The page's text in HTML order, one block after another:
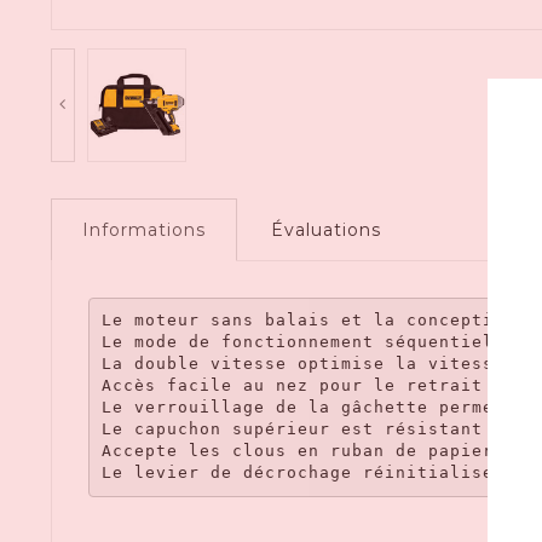
Informations Évaluations
Le moteur sans balais et la conception
Le mode de fonctionnement séquentiel
La double vitesse optimise la vitesse
Accès facile au nez pour le retrait des
Le verrouillage de la gâchette permet
Le capuchon supérieur est résistant
Accepte les clous en ruban de papier
Le levier de décrochage réinitialise